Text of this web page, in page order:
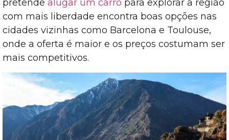
pretende alugar um carro para explorar a região
com mais liberdade encontra boas opções nas
cidades vizinhas como Barcelona e Toulouse,
onde a oferta é maior e os preços costumam ser
mais competitivos.